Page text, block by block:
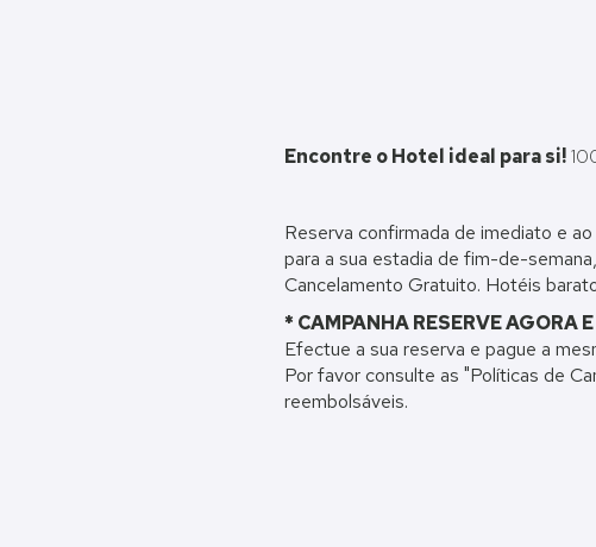
Encontre o Hotel ideal para si!
Reserva confirmada de imediato e
para a sua estadia de fim-de-
Cancelamento Gratuito. Hotéis
* CAMPANHA RESERVE AGORA
Efectue a sua reserva e pague a
Por favor consulte as "Políticas de
reembolsáveis.